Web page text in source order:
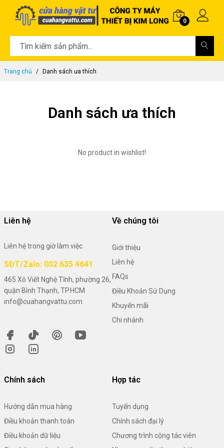
0
Trang chủ Danh sách ưa thích
Danh sách ưa thích
No product in wishlist!
Liên hệ
Liên hệ trong giờ làm việc
SĐT/Zalo: 032 635 4641
465 Xô Viết Nghệ Tĩnh, phường 26,
quận Bình Thạnh, TP.HCM
info@cuahangvattu.com
Về chúng tôi
Giới thiệu
Liên hệ
FAQs
Điều Khoản Sử Dụng
Khuyến mãi
Chi nhánh
Chính sách
Hướng dẫn mua hàng
Điều khoản thanh toán
Điều khoản dữ liệu
Hợp tác
Tuyển dụng
Chính sách đại lý
Chương trình cộng tác viên